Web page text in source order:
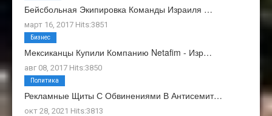
Бейсбольная Экипировка Команды Израиля …
март 16, 2017 Hits:3851
Мексиканцы Купили Компанию Netafim - Изр…
авг 08, 2017 Hits:3850
Бизнес
Рекламные Щиты С Обвинениями В Антисемит…
окт 28, 2021 Hits:3813
Политика